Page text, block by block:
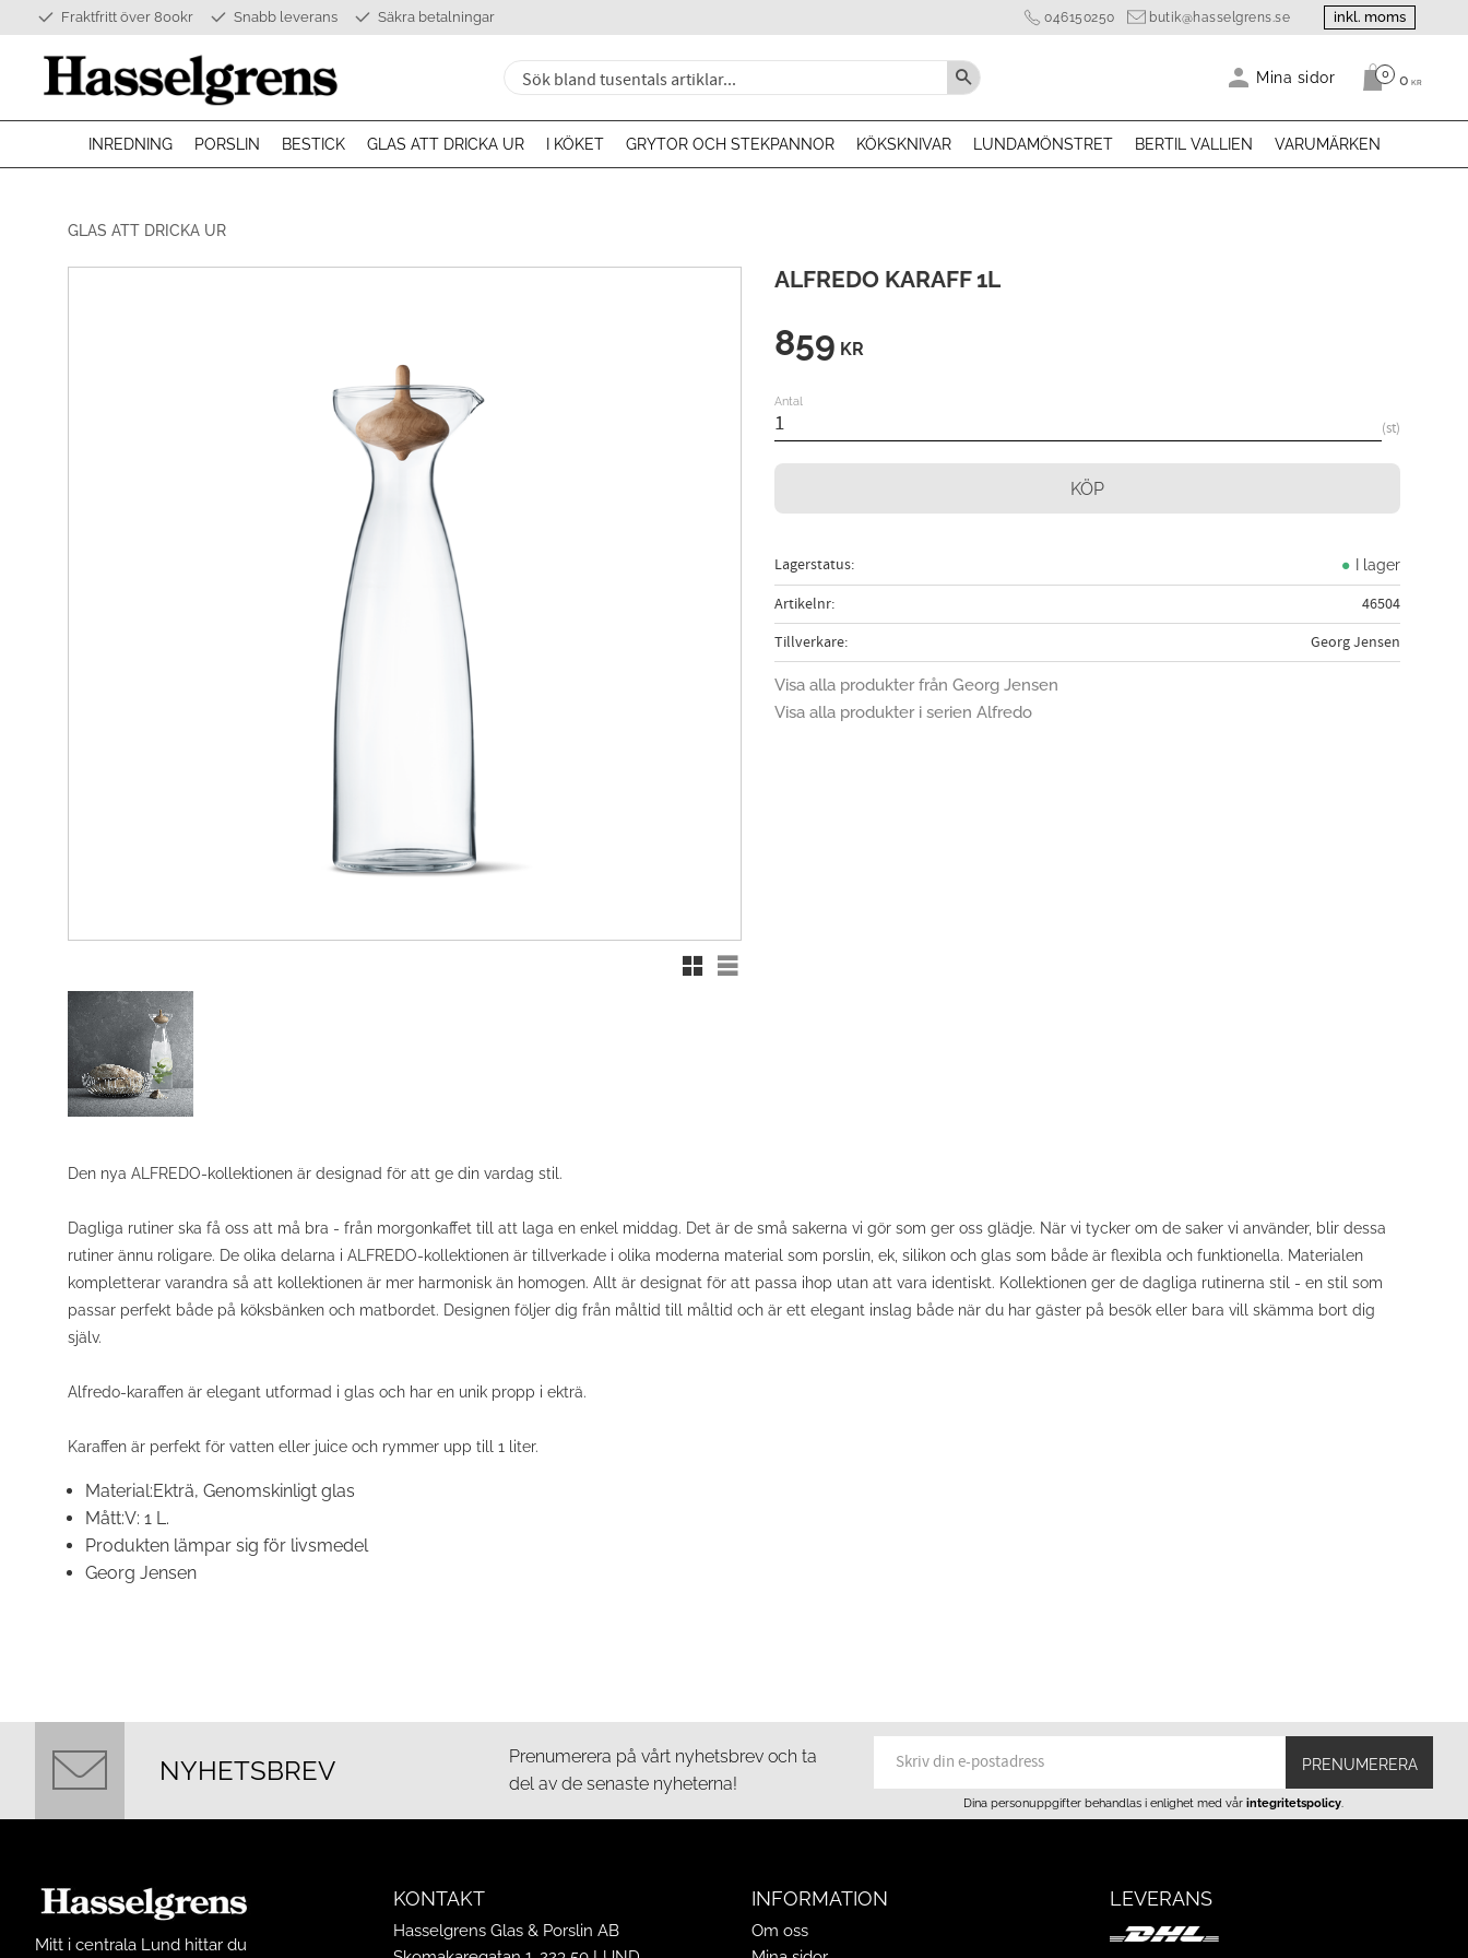
Fraktfritt över 800kr Snabb leverans Säkra betalningar 046150250 butik@hasselgrens.se inkl. moms
Mina sidor Antal
0 0 KR
INREDNING PORSLIN BESTICK GLAS ATT DRICKA UR I KÖKET GRYTOR OCH STEKPANNOR KÖKSKNIVAR LUNDAMÖNSTRET BERTIL VALLIEN VARUMÄRKEN
GLAS ATT DRICKA UR
ALFREDO KARAFF 1L
Rutnätsvy
Listvy
859 KR
Antal
st
KÖP
Lagerstatus I lager
Artikelnr
46504
Tillverkare
Georg Jensen
Visa alla produkter från Georg Jensen
Visa alla produkter i serien Alfredo
Den nya ALFREDO-kollektionen är designad för att ge din vardag stil.
Dagliga rutiner ska få oss att må bra - från morgonkaffet till att laga en enkel middag. Det är de små sakerna vi gör som ger oss glädje. När vi tycker om de saker vi använder, blir dessa
rutiner ännu roligare. De olika delarna i ALFREDO-kollektionen är tillverkade i olika moderna material som porslin, ek, silikon och glas som både är flexibla och funktionella. Materialen
kompletterar varandra så att kollektionen är mer harmonisk än homogen. Allt är designat för att passa ihop utan att vara identiskt. Kollektionen ger de dagliga rutinerna stil - en stil som
passar perfekt både på köksbänken och matbordet. Designen följer dig från måltid till måltid och är ett elegant inslag både när du har gäster på besök eller bara vill skämma bort dig
själv.
Alfredo-karaffen är elegant utformad i glas och har en unik propp i ekträ.
Karaffen är perfekt för vatten eller juice och rymmer upp till 1 liter.
Material:Ekträ, Genomskinligt glas
Mått:V: 1 L.
Produkten lämpar sig för livsmedel
Georg Jensen
NYHETSBREV
Prenumerera på vårt nyhetsbrev och ta
del av de senaste nyheterna!
PRENUMERERA
Dina personuppgifter behandlas i enlighet med vår integritetspolicy
Mitt i centrala Lund hittar du
KONTAKT
Hasselgrens Glas & Porslin AB
INFORMATION
Om oss
LEVERANS